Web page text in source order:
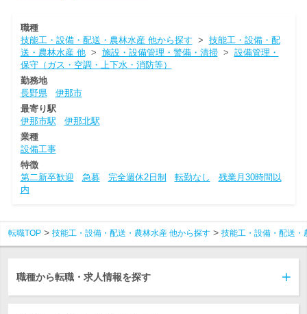
職種
技能工・設備・配送・農林水産 他から探す > 技能工・設備・配
送・農林水産 他> 施設・設備管理・警備・清掃> 設備管理・
保守（ガス・空調・上下水・消防等）
勤務地
長野県
伊那市
最寄り駅
伊那市駅
伊那北駅
業種
設備工事
特徴
第二新卒歓迎
急募 完全週休2日制 転勤なし
残業月30時間以
内
転職TOP 技能工・設備・配送・農林水産 他から探す 技能工・設備・配送・
職種から転職・求人情報を探す